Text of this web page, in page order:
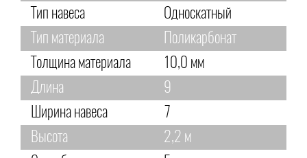
Тип навеса
Односкатный
Тип материала
Поликарбонат
Толщина материала
10,0 мм
Длина
9
Ширина навеса
7
Высота
2,2 м